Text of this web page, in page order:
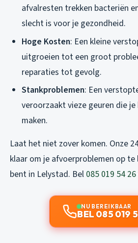
afvalresten trekken bacteriën
slecht is voor je gezondheid.
Hoge Kosten: Een kleine
uitgroeien tot een groot
reparaties tot gevolg.
Stankproblemen: Een
veroorzaakt vieze geuren die
maken.
Laat het niet zover komen. Onze
klaar om je afvoerproblemen op
bent in Lelystad. Bel 085 019 54 26
NU BEREIKBAAR
BEL 085 019